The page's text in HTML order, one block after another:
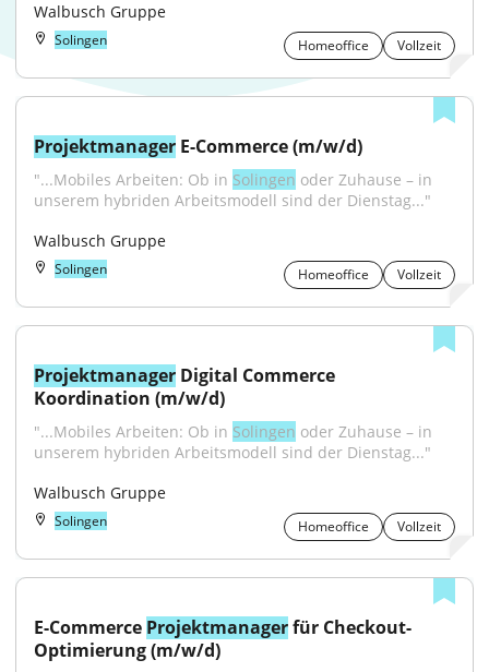
Walbusch Gruppe
Solingen Homeoffice Vollzeit
Projektmanager E-Commerce (m/w/d)
"...Mobiles Arbeiten: Ob in Solingen oder Zuhause – in
unserem hybriden Arbeitsmodell sind der Dienstag..."
Walbusch Gruppe
Solingen Homeoffice Vollzeit
Projektmanager Digital Commerce
Koordination (m/w/d)
"...Mobiles Arbeiten: Ob in Solingen oder Zuhause – in
unserem hybriden Arbeitsmodell sind der Dienstag..."
Walbusch Gruppe
Solingen Homeoffice Vollzeit
E-Commerce Projektmanager für Checkout-
Optimierung (m/w/d)